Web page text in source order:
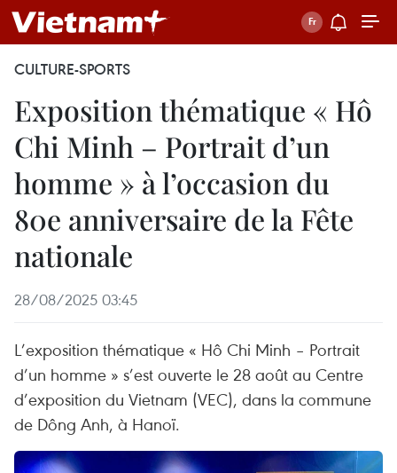
CULTURE-SPORTS
Exposition thématique « Hô
Chi Minh – Portrait d’un
homme » à l’occasion du
80e anniversaire de la Fête
nationale
28/08/2025 03:45
L’exposition thématique « Hô Chi Minh – Portrait
d’un homme » s’est ouverte le 28 août au Centre
d’exposition du Vietnam (VEC), dans la commune
de Dông Anh, à Hanoï.